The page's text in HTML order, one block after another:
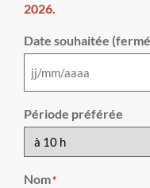
2026.
Date souhaitée
Période préférée
Nom*